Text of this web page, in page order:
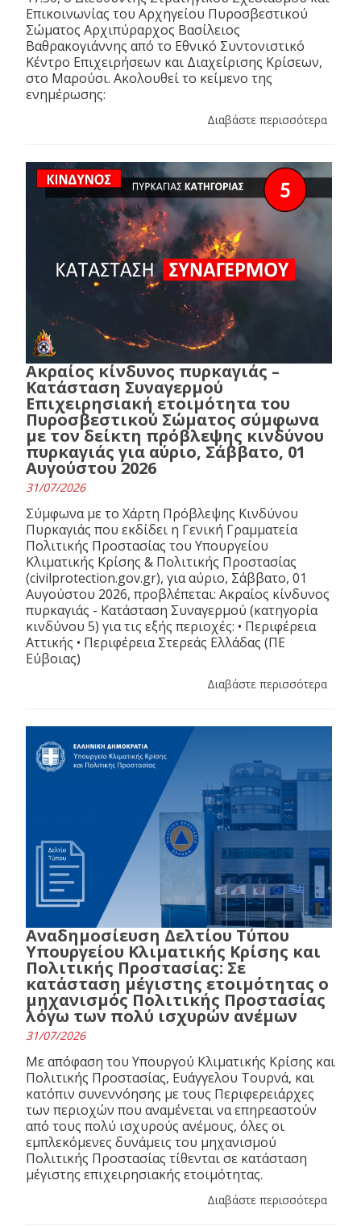
Επικοινωνίας του Αρχηγείου Πυροσβεστικού
Σώματος Αρχιπύραρχος Βασίλειος
Βαθρακογιάννης από το Εθνικό Συντονιστικό
Κέντρο Επιχειρήσεων και Διαχείρισης Κρίσεων,
στο Μαρούσι. Ακολουθεί το κείμενο της
ενημέρωσης:
Διαβάστε περισσότερα
Ακραίος κίνδυνος πυρκαγιάς –
Κατάσταση Συναγερμού
Επιχειρησιακή ετοιμότητα του
Πυροσβεστικού Σώματος σύμφωνα
με τον δείκτη πρόβλεψης κινδύνου
πυρκαγιάς για αύριο, Σάββατο, 01
Αυγούστου 2026
31/07/2026
Σύμφωνα με το Χάρτη Πρόβλεψης Κινδύνου
Πυρκαγιάς που εκδίδει η Γενική Γραμματεία
Πολιτικής Προστασίας του Υπουργείου
Κλιματικής Κρίσης & Πολιτικής Προστασίας
(civilprotection.gov.gr), για αύριο, Σάββατο, 01
Αυγούστου 2026, προβλέπεται: Ακραίος κίνδυνος
πυρκαγιάς - Κατάσταση Συναγερμού (κατηγορία
κινδύνου 5) για τις εξής περιοχές: • Περιφέρεια
Αττικής • Περιφέρεια Στερεάς Ελλάδας (ΠΕ
Εύβοιας)
Διαβάστε περισσότερα
Αναδημοσίευση Δελτίου Τύπου
Υπουργείου Κλιματικής Κρίσης και
Πολιτικής Προστασίας: Σε
κατάσταση μέγιστης ετοιμότητας ο
μηχανισμός Πολιτικής Προστασίας
λόγω των πολύ ισχυρών ανέμων
31/07/2026
Με απόφαση του Υπουργού Κλιματικής Κρίσης και
Πολιτικής Προστασίας, Ευάγγελου Τουρνά, και
κατόπιν συνεννόησης με τους Περιφερειάρχες
των περιοχών που αναμένεται να επηρεαστούν
από τους πολύ ισχυρούς ανέμους, όλες οι
εμπλεκόμενες δυνάμεις του μηχανισμού
Πολιτικής Προστασίας τίθενται σε κατάσταση
μέγιστης επιχειρησιακής ετοιμότητας.
Διαβάστε περισσότερα